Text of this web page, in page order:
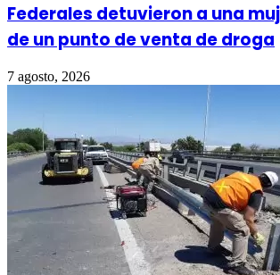
Federales detuvieron a una
de un punto de venta de droga
7 agosto, 2026